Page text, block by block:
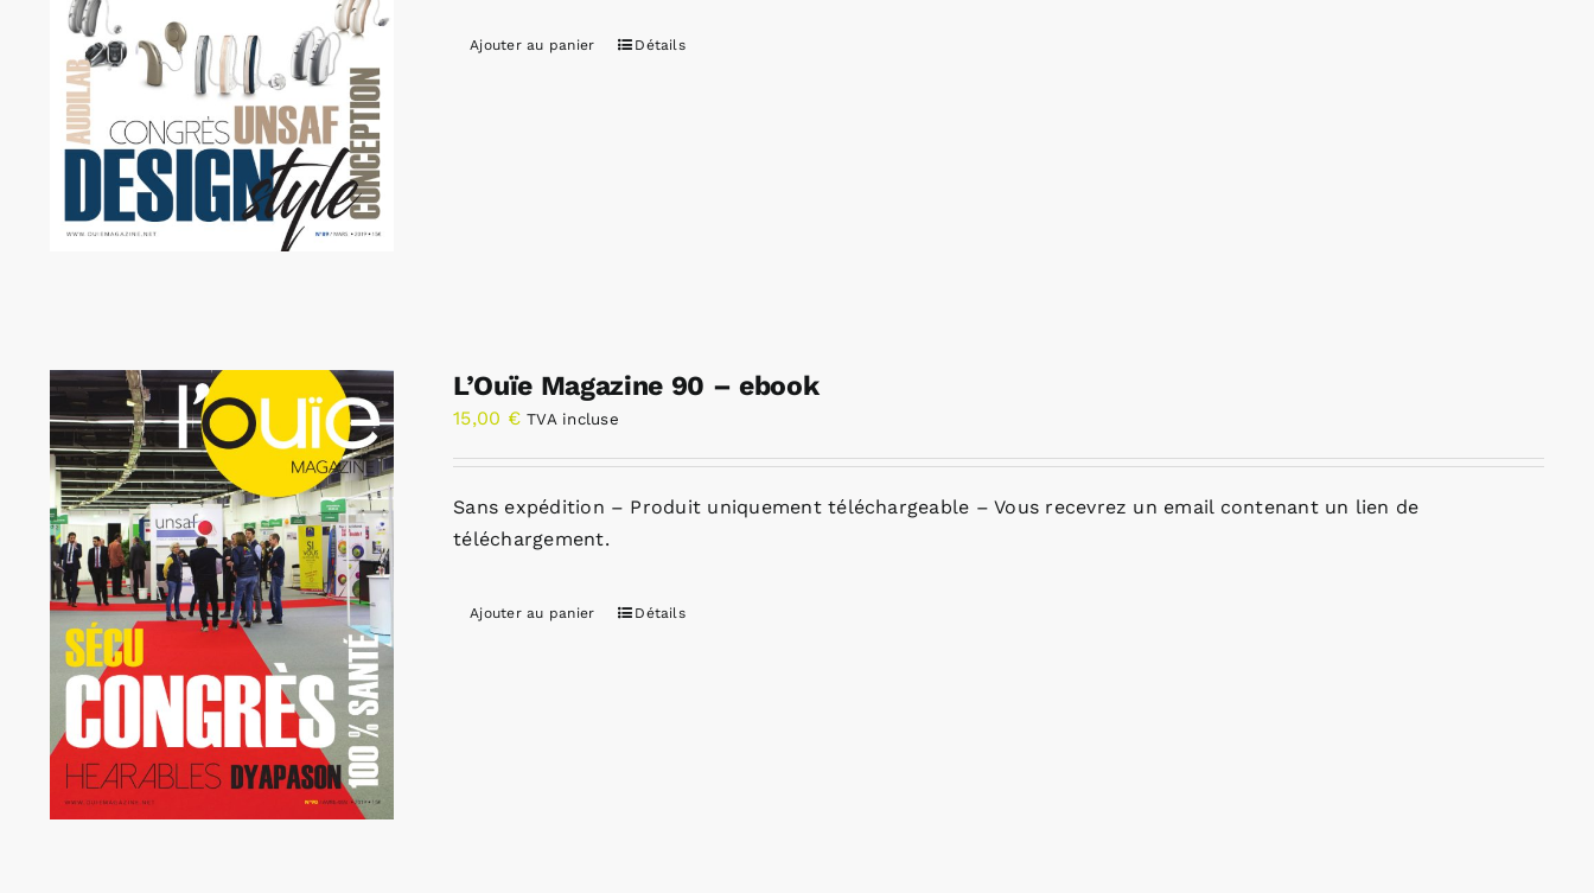
Ajouter au panier Détails
L’Ouïe Magazine 90 – ebook
15,00 € TVA incluse
Sans expédition – Produit uniquement téléchargeable – Vous recevrez un email contenant un lien de
téléchargement.
Ajouter au panier Détails